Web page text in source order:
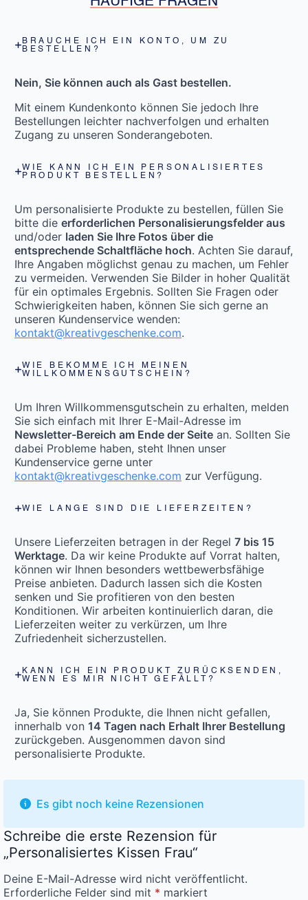
BRAUCHE ICH EIN KONTO, UM ZU
BESTELLEN?
Nein, Sie können auch als Gast bestellen.
Mit einem Kundenkonto können Sie jedoch Ihre
Bestellungen leichter nachverfolgen und erhalten
Zugang zu unseren Sonderangeboten.
WIE KANN ICH EIN PERSONALISIERTES
PRODUKT BESTELLEN?
Um personalisierte Produkte zu bestellen, füllen Sie
bitte die erforderlichen Personalisierungsfelder aus
und/oder laden Sie Ihre Fotos über die
entsprechende Schaltfläche hoch. Achten Sie darauf,
Ihre Angaben möglichst genau zu machen, um Fehler
zu vermeiden. Verwenden Sie Bilder in hoher Qualität
für ein optimales Ergebnis. Sollten Sie Fragen oder
Schwierigkeiten haben, können Sie sich gerne an
unseren Kundenservice wenden:
kontakt@kreativgeschenke.com.
WIE BEKOMME ICH MEINEN
WILLKOMMENSGUTSCHEIN?
Um Ihren Willkommensgutschein zu erhalten, melden
Sie sich einfach mit Ihrer E-Mail-Adresse im
Newsletter-Bereich am Ende der Seite an. Sollten Sie
dabei Probleme haben, steht Ihnen unser
Kundenservice gerne unter
kontakt@kreativgeschenke.com zur Verfügung.
WIE LANGE SIND DIE LIEFERZEITEN?
Unsere Lieferzeiten betragen in der Regel 7 bis 15
Werktage. Da wir keine Produkte auf Vorrat halten,
können wir Ihnen besonders wettbewerbsfähige
Preise anbieten. Dadurch lassen sich die Kosten
senken und Sie profitieren von den besten
Konditionen. Wir arbeiten kontinuierlich daran, die
Lieferzeiten weiter zu verkürzen, um Ihre
Zufriedenheit sicherzustellen.
KANN ICH EIN PRODUKT ZURÜCKSENDEN,
WENN ES MIR NICHT GEFÄLLT?
Ja, Sie können Produkte, die Ihnen nicht gefallen,
innerhalb von 14 Tagen nach Erhalt Ihrer Bestellung
zurückgeben. Ausgenommen davon sind
personalisierte Produkte.
Es gibt noch keine Rezensionen
Schreibe die erste Rezension für
„Personalisiertes Kissen Frau“
Deine E-Mail-Adresse wird nicht veröffentlicht.
Erforderliche Felder sind mit * markiert